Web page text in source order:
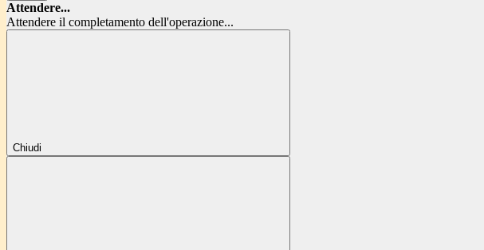
Attendere...
Attendere il completamento dell'operazione...
Chiudi